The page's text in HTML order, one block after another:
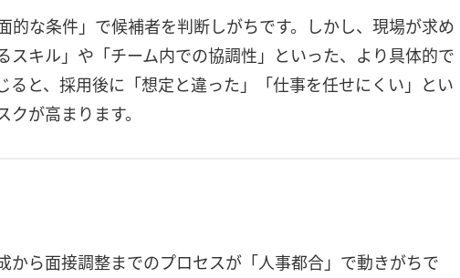
的な条件」で候補者を判断しがちです。しかし、現場が求め
スキル」や「チーム内での協調性」といった、より具体的で
ると、採用後に「想定と違った」「仕事を任せにくい」とい
が高まります。
から面接調整までのプロセスが「人事都合」で動きがちで